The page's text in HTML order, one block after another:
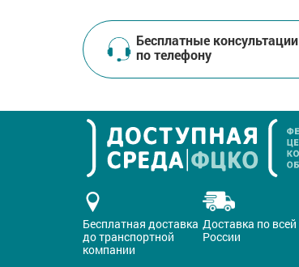
Бесплатные консультации
по телефону
Бесплатная доставка
до транспортной
компании
Доставка по всей
России